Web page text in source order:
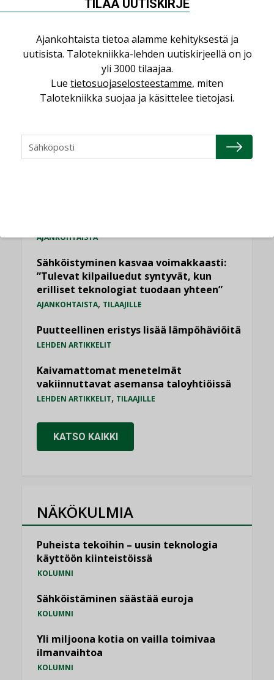
LUETUIMMAT UUTISET
Datakeskusurakointi on tekniikkalaji
LEHDEN ARTIKKELIT
AJANKOHTAISTA
Sähköistyminen kasvaa voimakkaasti:
”Tulevat kilpailuedut syntyvät, kun
erilliset teknologiat tuodaan yhteen”
AJANKOHTAISTA, TILAAJILLE
Puutteellinen eristys lisää lämpöhäviöitä
LEHDEN ARTIKKELIT
Kaivamattomat menetelmät
vakiinnuttavat asemansa taloyhtiöissä
LEHDEN ARTIKKELIT, TILAAJILLE
KATSO KAIKKI
NÄKÖKULMIA
Puheista tekoihin – uusin teknologia
käyttöön kiinteistöissä
KOLUMNI
Sähköistäminen säästää euroja
KOLUMNI
Yli miljoona kotia on vailla toimivaa
ilmanvaihtoa
KOLUMNI
TILAA UUTISKIRJE
Ajankohtaista tietoa alamme kehityksestä ja
uutisista. Talotekniikka-lehden uutiskirjeellä on jo
yli 3000 tilaajaa.
Lue tietosuojaselosteestamme, miten
Talotekniikka suojaa ja käsittelee tietojasi.